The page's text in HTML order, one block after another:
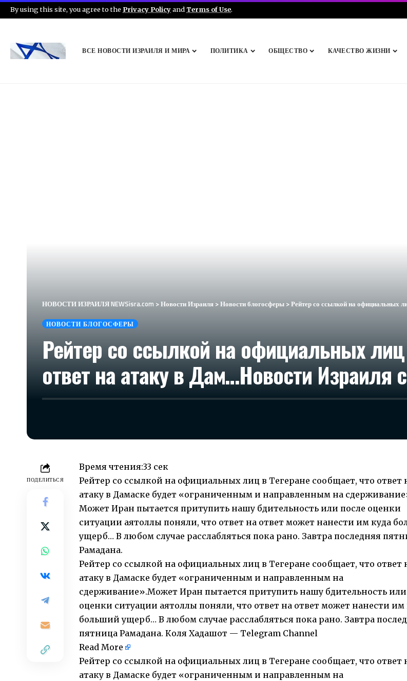
By using this site, you agree to the Privacy Policyand Terms of Use.
ВСЕ НОВОСТИ ИЗРАИЛЯ И МИРА ПОЛИТИКА ОБЩЕСТВО КАЧЕСТВО ЖИЗНИ
НОВОСТИ ИЗРАИЛЯ NEWSisra.com >Новости Израиля >Новости блогосферы >Рейтер со ссылкой на официальных
НОВОСТИ БЛОГОСФЕРЫ
Рейтер со ссылкой на официальных лиц
ответ на атаку в Дам…​Новости Израиля
ПОДЕЛИТЬСЯ
Время чтения:33 сек
Рейтер со ссылкой на официальных лиц в Тегеране сообщает, что ответ
атаку в Дамаске будет «ограниченным и направленным на
Может Иран пытается притупить нашу бдительность или после оценки
ситуации аятоллы поняли, что ответ на ответ может нанести им куда
ущерб… В любом случае расслабляться пока рано. Завтра последняя
Рамадана.
Рейтер со ссылкой на официальных лиц в Тегеране сообщает, что ответ
атаку в Дамаске будет «ограниченным и направленным на
сдерживание».Может Иран пытается притупить нашу бдительность или
оценки ситуации аятоллы поняли, что ответ на ответ может нанести им
больший ущерб… В любом случае расслабляться пока рано. Завтра
пятница Рамадана. Коля Хадашот — Telegram Channel
Read More
Рейтер со ссылкой на официальных лиц в Тегеране сообщает, что ответ
атаку в Дамаске будет «ограниченным и направленным на